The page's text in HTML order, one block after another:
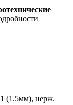
(1.5мм), нерж.